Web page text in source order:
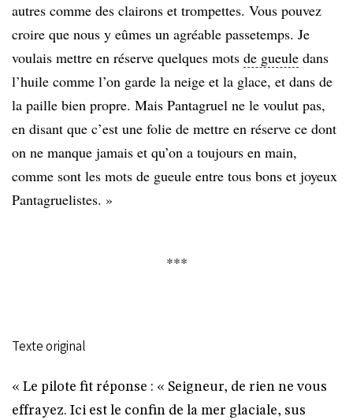
Texte original
« Le pilote fit réponse : « Seigneur, de rien ne vous
effrayez. Ici est le confin de la mer glaciale, sus
autres comme des clairons et trompettes. Vous pouvez
croire que nous y eûmes un agréable passetemps. Je
voulais mettre en réserve quelques mots de gueule dans
l’huile comme l’on garde la neige et la glace, et dans de
la paille bien propre. Mais Pantagruel ne le voulut pas,
en disant que c’est une folie de mettre en réserve ce dont
on ne manque jamais et qu’on a toujours en main,
comme sont les mots de gueule entre tous bons et joyeux
Pantagruelistes. »
***